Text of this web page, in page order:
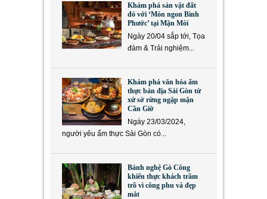
Khám phá sản vật đất
đỏ với ‘Món ngon Bình
Phước’ tại Mặn Mòi
Ngày 20/04 sắp tới, Tọa
đàm & Trải nghiệm...
Khám phá văn hóa ẩm
thực bản địa Sài Gòn từ
xứ sở rừng ngập mặn
Cần Giờ
Ngày 23/03/2024,
người yêu ẩm thực Sài Gòn có...
Bánh nghệ Gò Công
khiến thực khách trầm
trồ vì công phu và đẹp
mắt